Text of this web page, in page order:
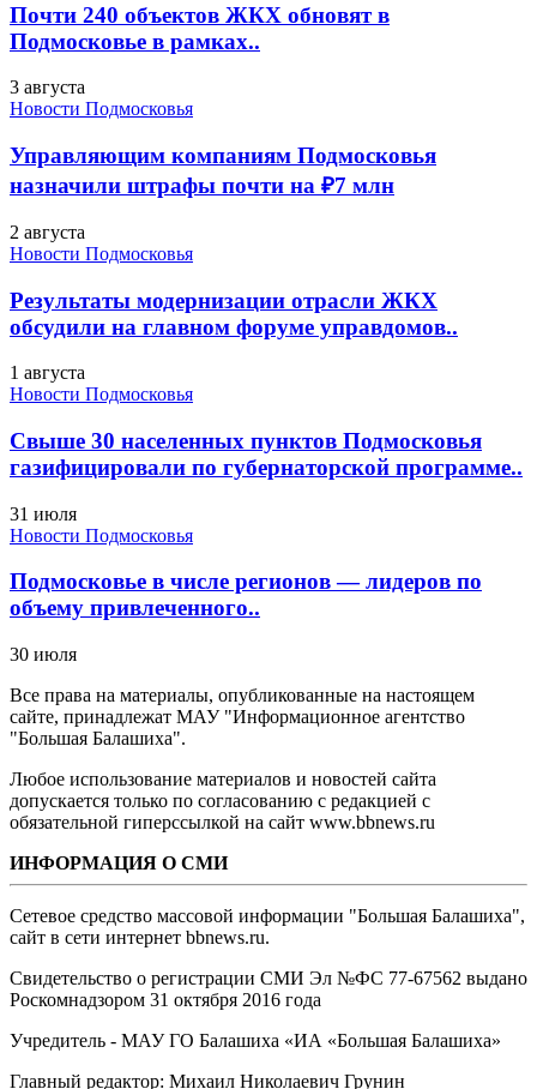
Почти 240 объектов ЖКХ обновят в
Подмосковье в рамках..
3 августа
Новости Подмосковья
Управляющим компаниям Подмосковья
назначили штрафы почти на ₽7 млн
2 августа
Новости Подмосковья
Результаты модернизации отрасли ЖКХ
обсудили на главном форуме управдомов..
1 августа
Новости Подмосковья
Свыше 30 населенных пунктов Подмосковья
газифицировали по губернаторской программе..
31 июля
Новости Подмосковья
Подмосковье в числе регионов — лидеров по
объему привлеченного..
30 июля
Все права на материалы, опубликованные на настоящем
сайте, принадлежат МАУ "Информационное агентство
"Большая Балашиха".
Любое использование материалов и новостей сайта
допускается только по согласованию с редакцией с
обязательной гиперссылкой на сайт www.bbnews.ru
ИНФОРМАЦИЯ О СМИ
Сетевое средство массовой информации "Большая Балашиха",
сайт в сети интернет bbnews.ru.
Свидетельство о регистрации СМИ Эл №ФС ‎77-67562 выдано
Роскомнадзором 31 октября 2016 года
Учредитель - МАУ ГО Балашиха «ИА «Большая Балашиха»
Главный редактор: Михаил Николаевич Грунин